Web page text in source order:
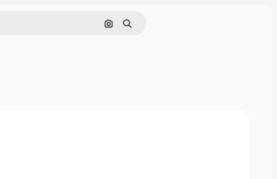
Søk etter bilde
Søk